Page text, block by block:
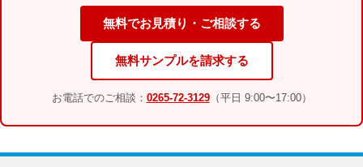
無料でお見積り・ご相談する
無料サンプルを請求する
お電話でのご相談： 0265-72-3129（平日 9:00〜17:00）